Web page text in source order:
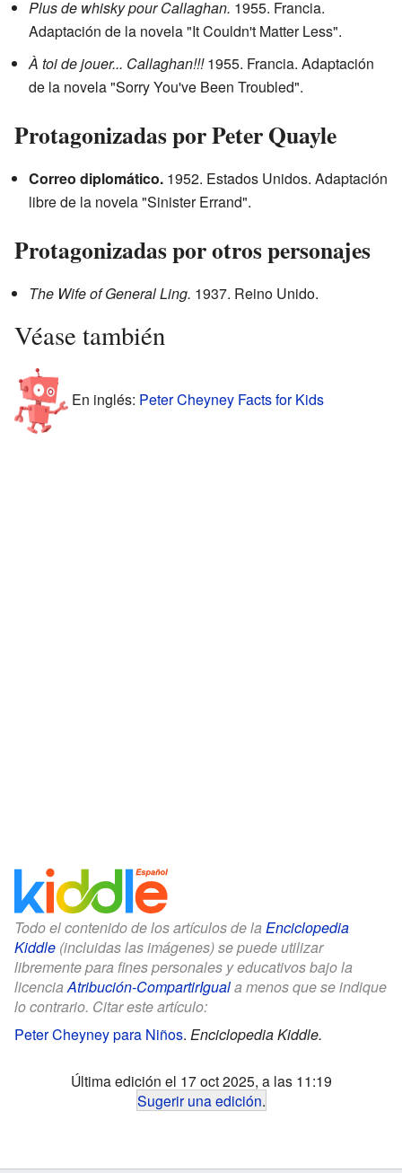
Plus de whisky pour Callaghan. 1955. Francia.
Adaptación de la novela "It Couldn't Matter Less".
À toi de jouer... Callaghan!!!1955. Francia. Adaptación
de la novela "Sorry You've Been Troubled".
Protagonizadas por Peter Quayle
Correo diplomático. 1952. Estados Unidos. Adaptación
libre de la novela "Sinister Errand".
Protagonizadas por otros personajes
The Wife of General Ling. 1937. Reino Unido.
Véase también
En inglés: Peter Cheyney Facts for Kids
Todo el contenido de los artículos de la Enciclopedia
Kiddle (incluidas las imágenes) se puede utilizar
libremente para fines personales y educativos bajo la
licencia Atribución-CompartirIguala menos que se indique
lo contrario. Citar este artículo:
Peter Cheyney para Niños. Enciclopedia Kiddle.
Última edición el 17 oct 2025, a las 11:19
Sugerir una edición.